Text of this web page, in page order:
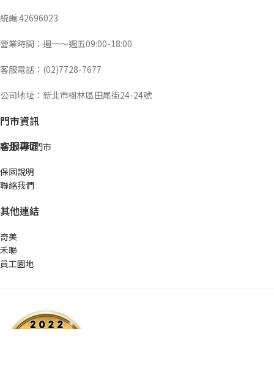
統編:42696023
營業時間：週一～週五09:00-18:00
客服電話：(02)7728-7677
公司地址：新北市樹林區田尾街24-24號
門市資訊
新北中和門市
客服專區
保固說明
聯絡我們
其他連結
奇美
禾聯
員工園地